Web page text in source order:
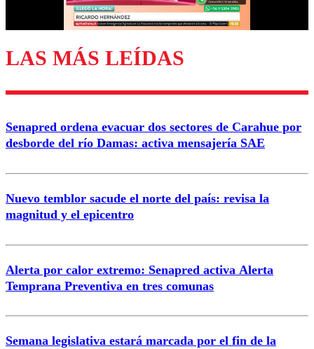
Enviar comentario
LAS MÁS LEÍDAS
Senapred ordena evacuar dos sectores de Carahue por
desborde del río Damas: activa mensajería SAE
Nuevo temblor sacude el norte del país: revisa la
magnitud y el epicentro
Alerta por calor extremo: Senapred activa Alerta
Temprana Preventiva en tres comunas
Semana legislativa estará marcada por el fin de la